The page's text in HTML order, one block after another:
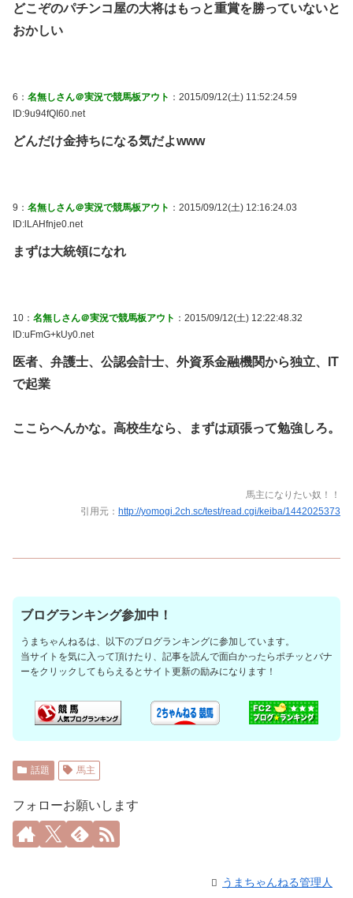
どこぞのパチンコ屋の大将はもっと重賞を勝っていないと
おかしい
6： 名無しさん＠実況で競馬板アウト ：2015/09/12(土) 11:52:24.59
ID:9u94fQI60.net
どんだけ金持ちになる気だよwww
9： 名無しさん＠実況で競馬板アウト ：2015/09/12(土) 12:16:24.03
ID:lLAHfnje0.net
まずは大統領になれ
10： 名無しさん＠実況で競馬板アウト ：2015/09/12(土) 12:22:48.32
ID:uFmG+kUy0.net
医者、弁護士、公認会計士、外資系金融機関から独立、IT
で起業
ここらへんかな。高校生なら、まずは頑張って勉強しろ。
馬主になりたい奴！！
引用元： http://yomogi.2ch.sc/test/read.cgi/keiba/1442025373
ブログランキング参加中！
うまちゃんねるは、以下のブログランキングに参加しています。
当サイトを気に入って頂けたり、記事を読んで面白かったらポチッとバナ
ーをクリックしてもらえるとサイト更新の励みになります！
話題 馬主
フォローお願いします
うまちゃんねる管理人